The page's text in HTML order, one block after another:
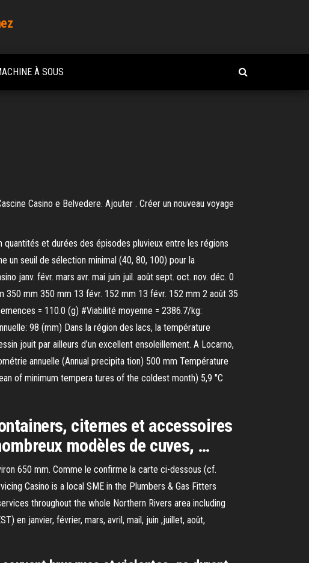
À SOUS
Casino e Belvedere. Ajouter . Créer un nouveau voyage
et durées des épisodes pluvieux entre les régions
un seuil de sélection minimal (40, 80, 100) pour la
janv. févr. mars avr. mai juin juil. août sept. oct. nov. déc. 0
mm 350 mm 13 févr. 152 mm 13 févr. 152 mm 2 août 35
= 110.0 (g) #Viabilité moyenne = 2386.7/kg:
98 (mm) Dans la région des lacs, la température
jouit par ailleurs d’un excellent ensoleillement. A Locarno,
annuelle (Annual precipita­ tion) 500 mm Température
of minimum tempera­ tures of the coldest month) 5,9 "C
citernes et accessoires
modèles de cuves, …
650 mm. Comme le confirme la carte ci-dessous (cf.
Casino is a local SME in the Plumbers & Gas Fitters
throughout the whole Northern Rivers area including
en janvier, février, mars, avril, mail, juin ,juillet, août,